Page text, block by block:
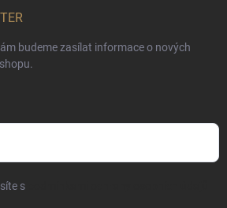
budeme zasílat informace o nových
s